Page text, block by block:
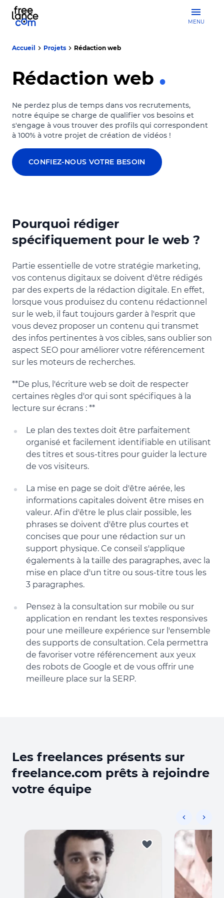
MENU
Accueil Projets Rédaction web
Rédaction web
Ne perdez plus de temps dans vos recrutements,
notre équipe se charge de qualifier vos besoins et
s'engage à vous trouver des profils qui correspondent
à 100% à votre projet de création de vidéos !
CONFIEZ-NOUS VOTRE BESOIN
Pourquoi rédiger
spécifiquement pour le web ?
Partie essentielle de votre stratégie marketing,
vos contenus digitaux se doivent d'être rédigés
par des experts de la rédaction digitale. En effet,
lorsque vous produisez du contenu rédactionnel
sur le web, il faut toujours garder à l'esprit que
vous devez proposer un contenu qui transmet
des infos pertinentes à vos cibles, sans oublier son
aspect SEO pour améliorer votre référencement
sur les moteurs de recherches.
**De plus, l'écriture web se doit de respecter
certaines règles d'or qui sont spécifiques à la
lecture sur écrans : **
Le plan des textes doit être parfaitement
organisé et facilement identifiable en utilisant
des titres et sous-titres pour guider la lecture
de vos visiteurs.
La mise en page se doit d'être aérée, les
informations capitales doivent être mises en
valeur. Afin d'être le plus clair possible, les
phrases se doivent d'être plus courtes et
concises que pour une rédaction sur un
support physique. Ce conseil s'applique
égalements à la taille des paragraphes, avec la
mise en place d'un titre ou sous-titre tous les
3 paragraphes.
Pensez à la consultation sur mobile ou sur
application en rendant les textes responsives
pour une meilleure expérience sur l'ensemble
des supports de consultation. Cela permettra
de favoriser votre référencement aux yeux
des robots de Google et de vous offrir une
meilleure place sur la SERP.
Les freelances présents sur
freelance.com prêts à rejoindre
votre équipe